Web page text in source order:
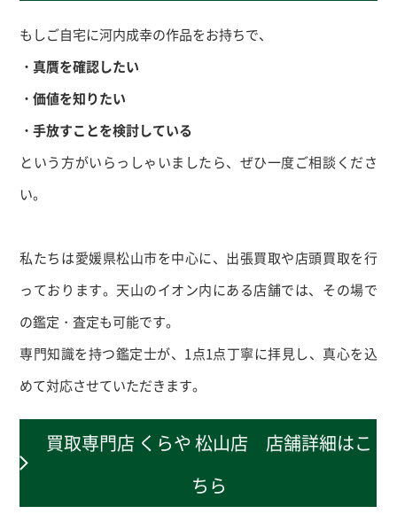
もしご自宅に河内成幸の作品をお持ちで、
・真贋を確認したい
・価値を知りたい
・手放すことを検討している
という方がいらっしゃいましたら、ぜひ一度ご相談くださ
い。
私たちは愛媛県松山市を中心に、出張買取や店頭買取を行
っております。天山のイオン内にある店舗では、その場で
の鑑定・査定も可能です。
専門知識を持つ鑑定士が、1点1点丁寧に拝見し、真心を込
めて対応させていただきます。
買取専門店 くらや 松山店 店舗詳細はこ
ちら